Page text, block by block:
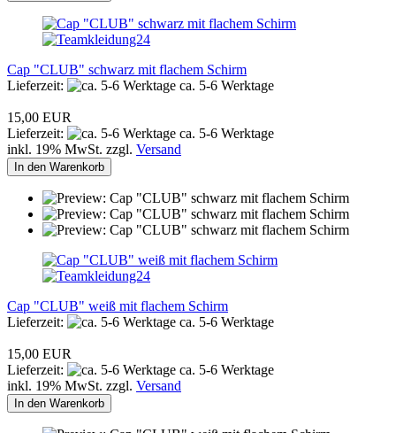
Cap "CLUB" schwarz mit flachem Schirm
Lieferzeit:
ca. 5-6 Werktage
15,00 EUR
Lieferzeit:
ca. 5-6 Werktage
inkl. 19% MwSt. zzgl. Versand
In den Warenkorb
Cap "CLUB" weiß mit flachem Schirm
Lieferzeit:
ca. 5-6 Werktage
15,00 EUR
Lieferzeit:
ca. 5-6 Werktage
inkl. 19% MwSt. zzgl. Versand
In den Warenkorb